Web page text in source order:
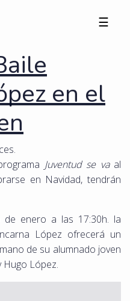
☰
en el
Juventud se vaal
en Navidad, tendrán
de enero a las 17:30h. la
López ofrecerá un
de su alumnado joven
Hugo López.